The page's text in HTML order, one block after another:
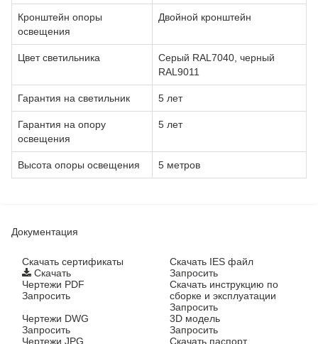
Кронштейн опоры
освещения
Двойной кронштейн
Цвет светильника
Серый RAL7040, черный
RAL9011
Гарантия на светильник 5 лет
Гарантия на опору
освещения
5 лет
Высота опоры освещения 5 метров
Документация
Cкачать сертификаты
Скачать
Скачать IES файл
Запросить
Чертежи PDF
Запросить
Скачать инструкцию по
сборке и эксплуатации
Запросить
Чертежи DWG
Запросить
3D модель
Запросить
Чертежи JPG
Скачать паспорт